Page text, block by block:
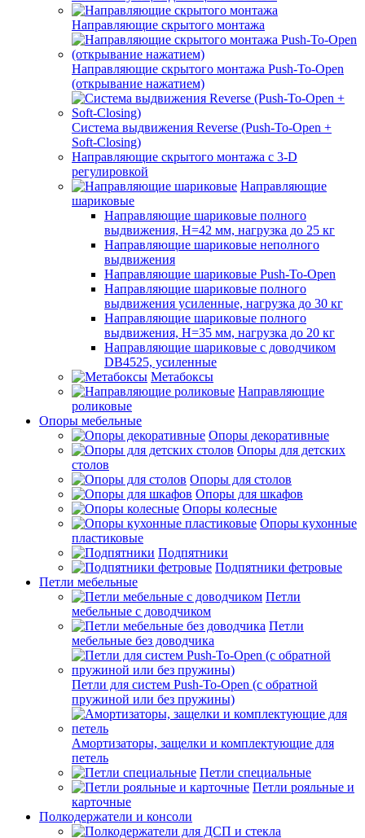
Направляющие скрытого монтажа
Направляющие скрытого монтажа Push-To-Open
(открывание нажатием)
Система выдвижения Reverse (Push-To-Open +
Soft-Closing)
Направляющие скрытого монтажа с 3-D
регулировкой
Направляющие
шариковые
Направляющие шариковые полного
выдвижения, H=42 мм, нагрузка до 25 кг
Направляющие шариковые неполного
выдвижения
Направляющие шариковые Push-To-Open
Направляющие шариковые полного
выдвижения усиленные, нагрузка до 30 кг
Направляющие шариковые полного
выдвижения, H=35 мм, нагрузка до 20 кг
Направляющие шариковые с доводчиком
DB4525, усиленные
Метабоксы
Направляющие
роликовые
Опоры мебельные
Опоры декоративные
Опоры для детских
столов
Опоры для столов
Опоры для шкафов
Опоры колесные
Опоры кухонные
пластиковые
Подпятники
Подпятники фетровые
Петли мебельные
Петли
мебельные с доводчиком
Петли
мебельные без доводчика
Петли для систем Push-To-Open (с обратной
пружиной или без пружины)
Амортизаторы, защелки и комплектующие для
петель
Петли специальные
Петли рояльные и
карточные
Полкодержатели и консоли